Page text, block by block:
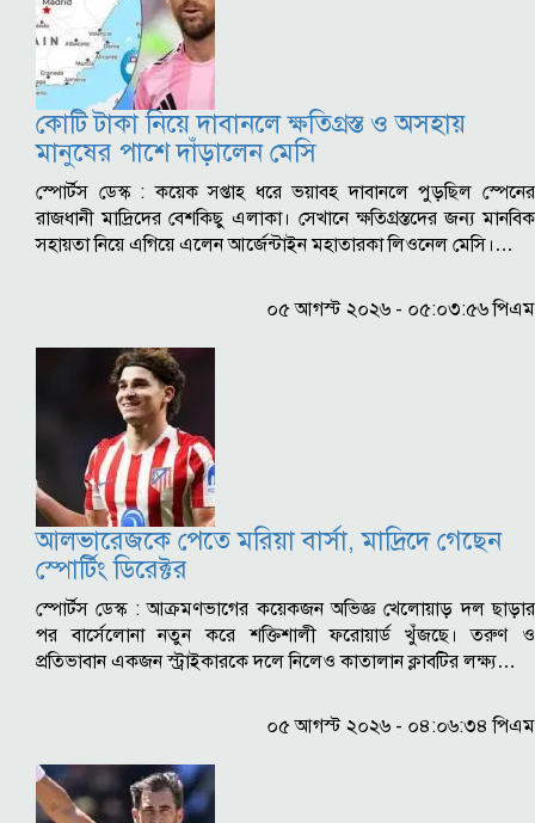
কোটি টাকা নিয়ে দাবানলে ক্ষতিগ্রস্ত ও অসহায়
মানুষের পাশে দাঁড়ালেন মেসি
স্পোর্টস ডেস্ক : কয়েক সপ্তাহ ধরে ভয়াবহ দাবানলে পুড়ছিল স্পেনের
রাজধানী মাদ্রিদের বেশকিছু এলাকা। সেখানে ক্ষতিগ্রস্তদের জন্য মানবিক
সহায়তা নিয়ে এগিয়ে এলেন আর্জেন্টাইন মহাতারকা লিওনেল মেসি।…
০৫ আগস্ট ২০২৬ - ০৫:০৩:৫৬ পিএম
আলভারেজকে পেতে মরিয়া বার্সা, মাদ্রিদে গেছেন
স্পোর্টিং ডিরেক্টর
স্পোর্টস ডেস্ক : আক্রমণভাগের কয়েকজন অভিজ্ঞ খেলোয়াড় দল ছাড়ার
পর বার্সেলোনা নতুন করে শক্তিশালী ফরোয়ার্ড খুঁজছে। তরুণ ও
প্রতিভাবান একজন স্ট্রাইকারকে দলে নিলেও কাতালান ক্লাবটির লক্ষ্য…
০৫ আগস্ট ২০২৬ - ০৪:০৬:৩৪ পিএম